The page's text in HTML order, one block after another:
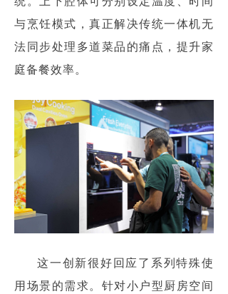
与烹饪模式，真正解决传统一体机无
法同步处理多道菜品的痛点，提升家
庭备餐效率。
这一创新很好回应了系列特殊使
用场景的需求。针对小户型厨房空间